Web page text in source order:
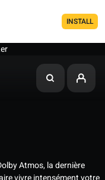
INSTALL
Atmos, la dernière